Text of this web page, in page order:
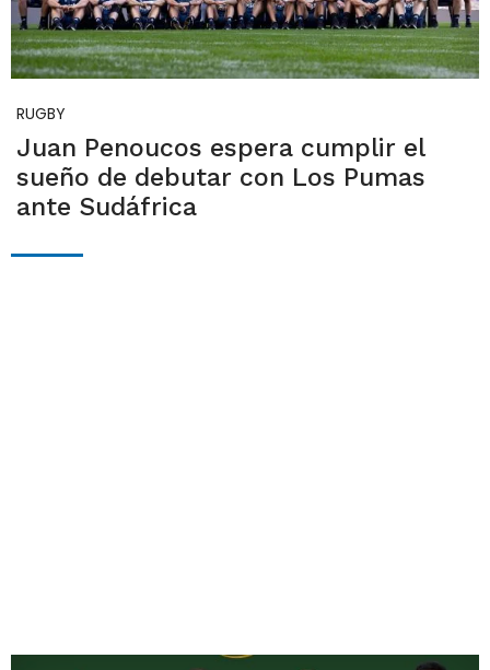
RUGBY
Juan Penoucos espera cumplir el
sueño de debutar con Los Pumas
ante Sudáfrica